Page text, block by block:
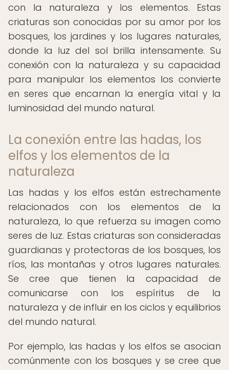
con la naturaleza y los elementos. Estas
criaturas son conocidas por su amor por los
bosques, los jardines y los lugares naturales,
donde la luz del sol brilla intensamente. Su
conexión con la naturaleza y su capacidad
para manipular los elementos los convierte
en seres que encarnan la energía vital y la
luminosidad del mundo natural.
La conexión entre las hadas, los
elfos y los elementos de la
naturaleza
Las hadas y los elfos están estrechamente
relacionados con los elementos de la
naturaleza, lo que refuerza su imagen como
seres de luz. Estas criaturas son consideradas
guardianas y protectoras de los bosques, los
ríos, las montañas y otros lugares naturales.
Se cree que tienen la capacidad de
comunicarse con los espíritus de la
naturaleza y de influir en los ciclos y equilibrios
del mundo natural.
Por ejemplo, las hadas y los elfos se asocian
comúnmente con los bosques y se cree que